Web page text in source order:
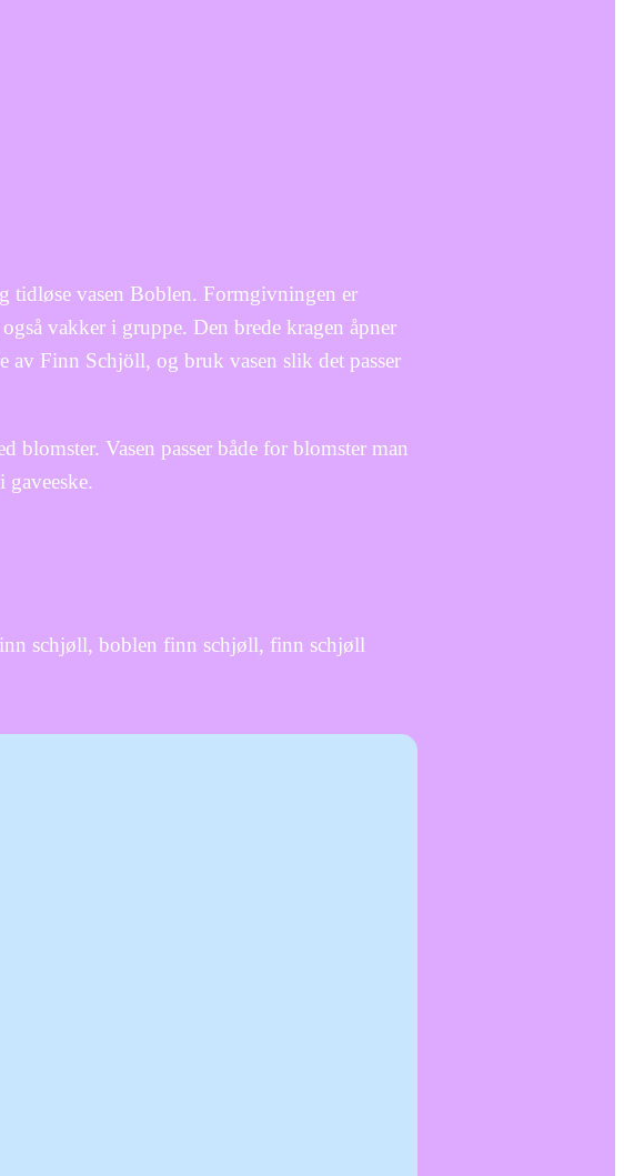
tidløse vasen Boblen. Formgivningen er
vakker i gruppe. Den brede kragen åpner
av Finn Schjöll, og bruk vasen slik det passer
blomster. Vasen passer både for blomster man
schjøll, boblen finn schjøll, finn schjøll